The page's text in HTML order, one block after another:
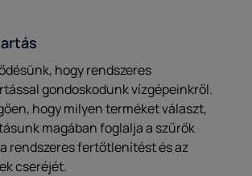
hogy rendszeres
gondoskodunk vízgépeinkről.
hogy milyen terméket választ,
magában foglalja a szűrők
rendszeres fertőtlenítést és az
cseréjét.